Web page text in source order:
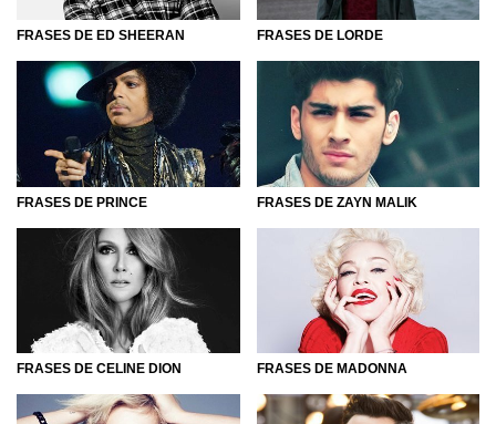
FRASES DE ED SHEERAN FRASES DE LORDE
FRASES DE PRINCE FRASES DE ZAYN MALIK
FRASES DE CELINE DION FRASES DE MADONNA